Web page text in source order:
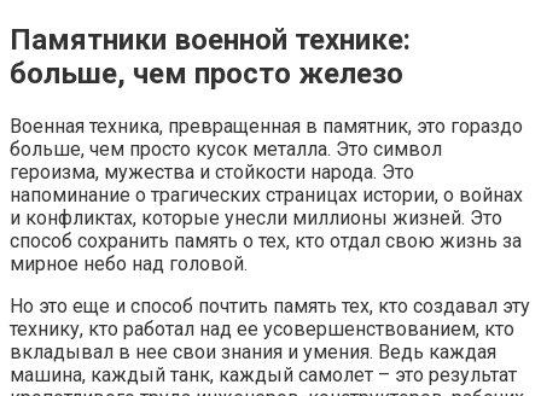
Памятники военной технике:
больше, чем просто железо
Военная техника, превращенная в памятник, это гораздо
больше, чем просто кусок металла. Это символ
героизма, мужества и стойкости народа. Это
напоминание о трагических страницах истории, о войнах
и конфликтах, которые унесли миллионы жизней. Это
способ сохранить память о тех, кто отдал свою жизнь за
мирное небо над головой.
Но это еще и способ почтить память тех, кто создавал эту
технику, кто работал над ее усовершенствованием, кто
вкладывал в нее свои знания и умения. Ведь каждая
машина, каждый танк, каждый самолет – это результат